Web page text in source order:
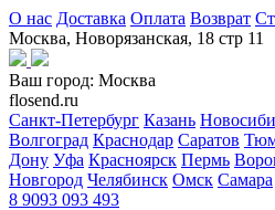
О нас Доставка Оплата Возврат
Москва, Новорязанская, 18 стр 11
Ваш город: Москва
flosend.ru
Санкт-Петербург Казань
Волгоград Краснодар Саратов
Дону Уфа Красноярск Пермь
Новгород Челябинск Омск Самара
8 9093 093 493